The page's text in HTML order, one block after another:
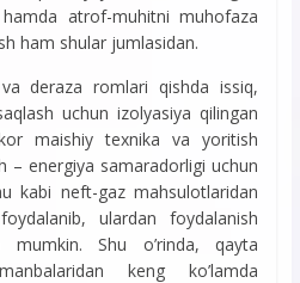
atrof-muhitni muhofaza
ham shular jumlasidan.
deraza romlari qishda issiq,
uchun izolyasiya qilingan
maishiy texnika va yoritish
– energiya samaradorligi uchun
kabi neft-gaz mahsulotlaridan
ulardan foydalanish
mumkin. Shu o’rinda, qayta
keng ko’lamda